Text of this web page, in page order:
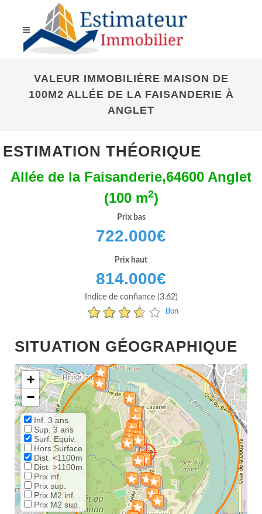
VALEUR IMMOBILIÈRE MAISON DE
100M2 ALLÉE DE LA FAISANDERIE À
ANGLET
ESTIMATION THÉORIQUE
Allée de la Faisanderie,64600 Anglet
(100 m2)
Prix bas
722.000€
Prix haut
814.000€
Indice de confiance (3.62)
Bon
SITUATION GÉOGRAPHIQUE
+
−
Inf. 3 ans
Sup. 3 ans
Surf. Equiv.
Hors Surface
Dist. <1100m
Dist. >1100m
Prix inf.
Prix sup.
Prix M2 inf.
Prix M2 sup.